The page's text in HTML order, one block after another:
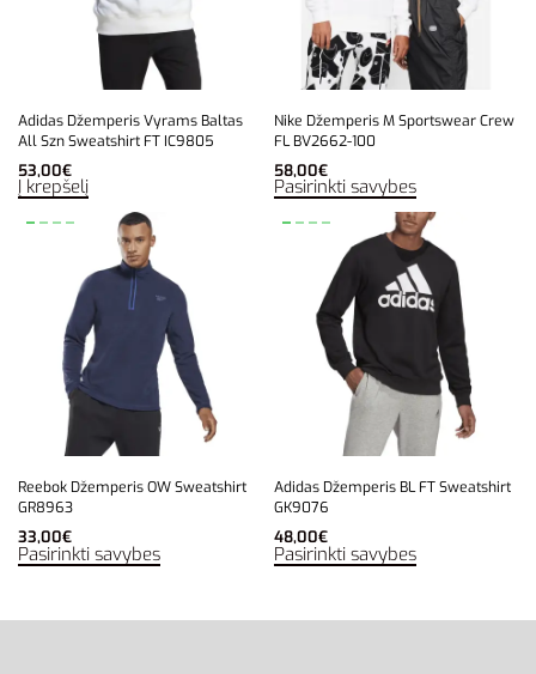
Adidas Džemperis Vyrams Baltas
All Szn Sweatshirt FT IC9805
53,00€
Į krepšelį
Nike Džemperis M Sportswear Crew
FL BV2662-100
58,00€
Pasirinkti savybes
Reebok Džemperis OW Sweatshirt
GR8963
33,00€
Pasirinkti savybes
Adidas Džemperis BL FT Sweatshirt
GK9076
48,00€
Pasirinkti savybes